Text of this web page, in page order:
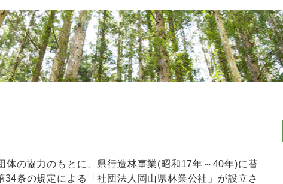
体の協力のもとに、県行造林事業(昭和17年～40年)に替
条の規定による「社団法人岡山県林業公社」が設立さ